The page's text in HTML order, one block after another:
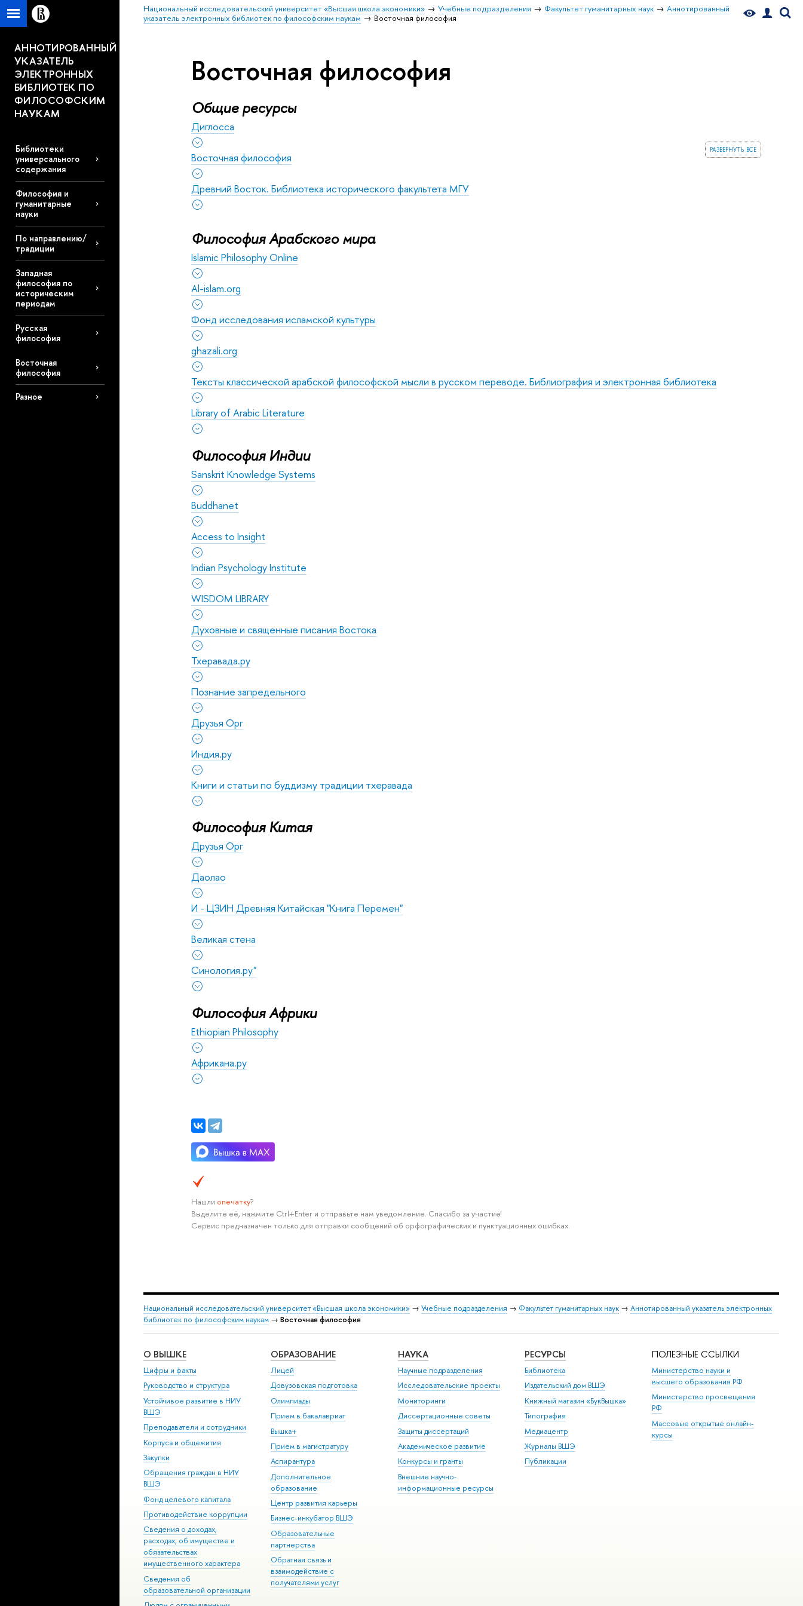
Национальный исследовательский университет «Высшая школа экономики» Учебные подразделения Факультет гуманитарных наук
Аннотированный
указатель электронных библиотек по философским наукам
Восточная философия
АННОТИРОВАННЫЙ
УКАЗАТЕЛЬ
ЭЛЕКТРОННЫХ
БИБЛИОТЕК ПО
ФИЛОСОФСКИМ
НАУКАМ
Библиотеки
универсального
содержания
Философия и
гуманитарные
науки
По направлению/
традиции
Западная
философия по
историческим
периодам
Русская
философия
Восточная
философия
Разное
Восточная философия
Общие ресурсы
Диглосса
развернуть все
Восточная философия
Древний Восток. Библиотека исторического факультета МГУ
Философия Арабского мира
Islamic Philosophy Online
Al-islam.org
Фонд исследования исламской культуры
ghazali.org
Тексты классической арабской философской мысли в русском переводе. Библиография и электронная библиотека
Library of Arabic Literature
Философия Индии
Sanskrit Knowledge Systems
Buddhanet
Access to Insight
Indian Psychology Institute
WISDOM LIBRARY
Духовные и священные писания Востока
Тхеравада.ру
Познание запредельного
Друзья Орг
Индия.ру
Книги и статьи по буддизму традиции тхеравада
Философия Китая
Друзья Орг
Даолао
И - ЦЗИН Древняя Китайская "Книга Перемен"
Великая стена
Синология.ру"
Философия Африки
Ethiopian Philosophy
Африкана.ру
Нашли опечатку?
Выделите её, нажмите Ctrl+Enter и отправьте нам уведомление. Спасибо за участие!
Сервис предназначен только для отправки сообщений об орфографических и пунктуационных ошибках.
Национальный исследовательский университет «Высшая школа экономики» → Учебные подразделения → Факультет гуманитарных наук → Аннотированный указатель электронных
библиотек по философским наукам → Восточная философия
О ВЫШКЕ
Цифры и факты
Руководство и структура
Устойчивое развитие в НИУ
ВШЭ
Преподаватели и сотрудники
Корпуса и общежития
Закупки
Обращения граждан в НИУ
ВШЭ
Фонд целевого капитала
Противодействие коррупции
Сведения о доходах,
расходах, об имуществе и
обязательствах
имущественного характера
Сведения об
образовательной организации
ОБРАЗОВАНИЕ
Лицей
Довузовская подготовка
Олимпиады
Прием в бакалавриат
Вышка+
Прием в магистратуру
Аспирантура
Дополнительное
образование
Центр развития карьеры
Бизнес-инкубатор ВШЭ
Образовательные
партнерства
Обратная связь и
взаимодействие с
получателями услуг
НАУКА
Научные подразделения
Исследовательские проекты
Мониторинги
Диссертационные советы
Защиты диссертаций
Академическое развитие
Конкурсы и гранты
Внешние научно-
информационные ресурсы
РЕСУРСЫ
Библиотека
Издательский дом ВШЭ
Книжный магазин «БукВышка»
Типография
Медиацентр
Журналы ВШЭ
Публикации
ПОЛЕЗНЫЕ ССЫЛКИ
Министерство науки и
высшего образования РФ
Министерство просвещения
РФ
Массовые открытые онлайн-
курсы